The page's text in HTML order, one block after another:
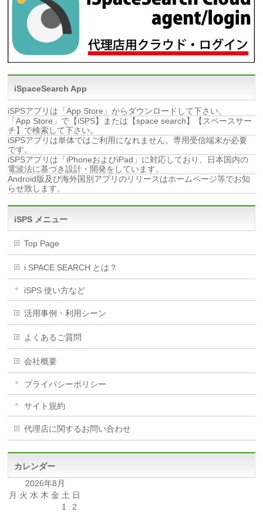
iSpaceSearch App
iSPSアプリは「App Store」からダウンロードして下さい。
「App Store」で【iSPS】または【space search】【スペースサー
チ】で検索して下さい。
iSPSアプリは単体ではご利用になれません。専用受信端末が必要
です。
iSPSアプリは「iPhoneおよびiPad」に対応しており、日本国内の
電波法に基づき設計・開発をしています。
Android版及び海外国別アプリのリリースはホームページ等でお知
らせ致します。
iSPS メニュー
Top Page
i SPACE SEARCH とは？
iSPS 使い方など
活用事例・利用シーン
よくあるご質問
会社概要
プライバシーポリシー
サイト規約
代理店に関するお問い合わせ
カレンダー
2026年8月
月 火 水 木 金 土 日
1
2